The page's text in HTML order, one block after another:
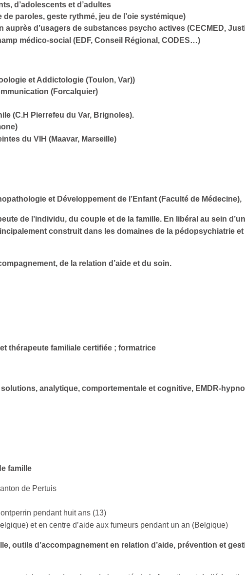
d’adolescents et d’adultes
paroles, geste rythmé, jeu de l’oie systémique)
auprès d’usagers de substances psycho actives (CECMED,
médico-social (EDF, Conseil Régional, CODES…)
et Addictologie (Toulon, Var))
(Forcalquier)
(C.H Pierrefeu du Var, Brignoles).
du VIH (Maavar, Marseille)
et Développement de l’Enfant (Faculté de Médecine),
de l’individu, du couple et de la famille. En libéral au sein
construit dans les domaines de la pédopsychiatrie
de la relation d’aide et du soin.
thérapeute familiale certifiée ; formatrice
analytique, comportementale et cognitive, EMDR-
famille
de Pertuis
pendant huit ans (13)
et en centre d’aide aux fumeurs pendant un an (Belgique)
outils d’accompagnement en relation d’aide, prévention et